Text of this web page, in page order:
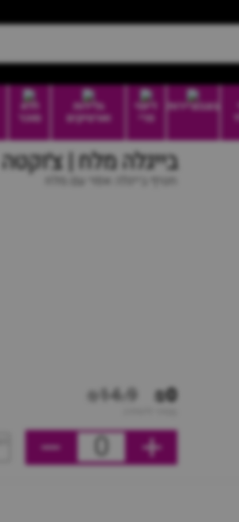
בונבוניירות
דיוטי
פרי
גלידות
וארטיקים
ללא
סוכר
בייגלה מלח | צ׳וקטה
חטיף בייגלה אפוי עם מלח
₪0
₪14.9
0